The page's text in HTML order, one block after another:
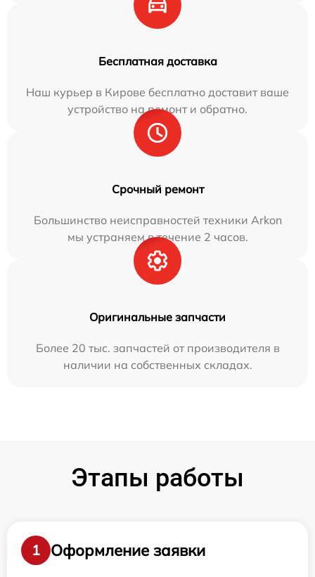
Бесплатная доставка
Наш курьер в Кирове бесплатно доставит ваше
устройство на ремонт и обратно.
Срочный ремонт
Большинство неисправностей техники Arkon
мы устраняем в течение 2 часов.
Оригинальные запчасти
Более 20 тыс. запчастей от производителя в
наличии на собственных складах.
Этапы работы
1
Оформление заявки